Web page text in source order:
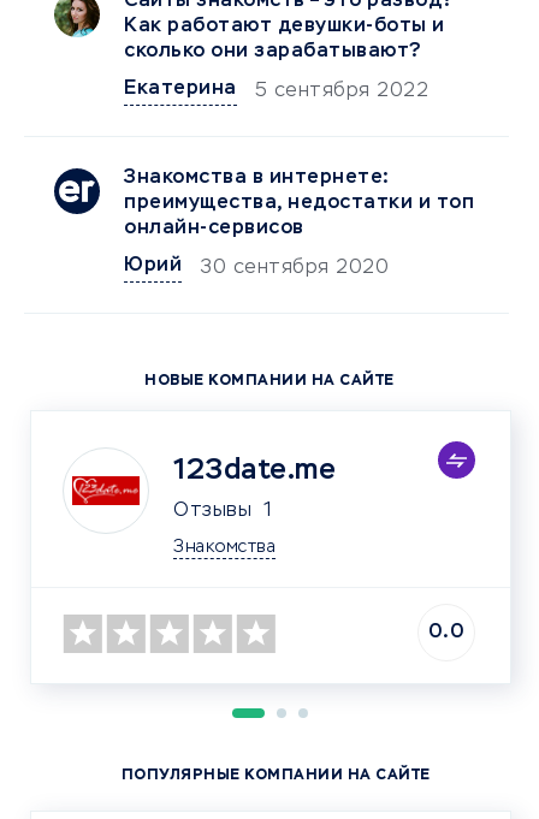
Как работают девушки-боты и
сколько они зарабатывают?
Екатерина
5 сентября 2022
Знакомства в интернете:
преимущества, недостатки и топ
онлайн-сервисов
Юрий
30 сентября 2020
НОВЫЕ КОМПАНИИ НА САЙТЕ
123date.me
Отзывы 1
Знакомства
0.0
ПОПУЛЯРНЫЕ КОМПАНИИ НА САЙТЕ